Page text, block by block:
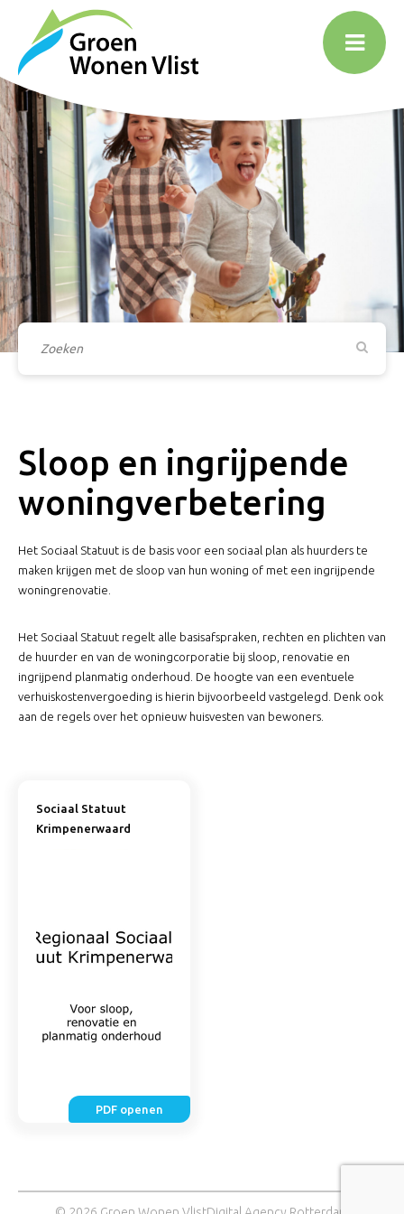
Sloop en ingrijpende
woningverbetering
Het Sociaal Statuut is de basis voor een sociaal plan als huurders te
maken krijgen met de sloop van hun woning of met een ingrijpende
woningrenovatie.
Het Sociaal Statuut regelt alle basisafspraken, rechten en plichten van
de huurder en van de woningcorporatie bij sloop, renovatie en
ingrijpend planmatig onderhoud. De hoogte van een eventuele
verhuiskostenvergoeding is hierin bijvoorbeeld vastgelegd. Denk ook
aan de regels over het opnieuw huisvesten van bewoners.
Sociaal Statuut
Krimpenerwaard
PDF openen